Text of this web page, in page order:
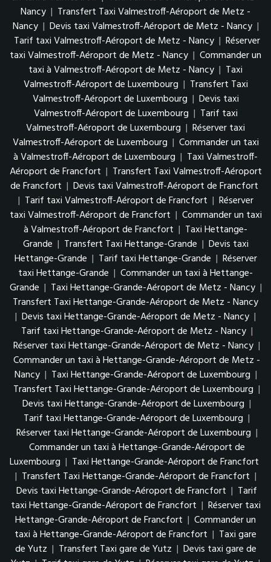
Nancy | Transfert Taxi Valmestroff-Aéroport de Metz -
Nancy | Devis taxi Valmestroff-Aéroport de Metz - Nancy |
Tarif taxi Valmestroff-Aéroport de Metz - Nancy | Réserver
taxi Valmestroff-Aéroport de Metz - Nancy | Commander un
taxi à Valmestroff-Aéroport de Metz - Nancy | Taxi
Valmestroff-Aéroport de Luxembourg | Transfert Taxi
Valmestroff-Aéroport de Luxembourg | Devis taxi
Valmestroff-Aéroport de Luxembourg | Tarif taxi
Valmestroff-Aéroport de Luxembourg | Réserver taxi
Valmestroff-Aéroport de Luxembourg | Commander un taxi
à Valmestroff-Aéroport de Luxembourg | Taxi Valmestroff-
Aéroport de Francfort | Transfert Taxi Valmestroff-Aéroport
de Francfort | Devis taxi Valmestroff-Aéroport de Francfort
| Tarif taxi Valmestroff-Aéroport de Francfort | Réserver
taxi Valmestroff-Aéroport de Francfort | Commander un taxi
à Valmestroff-Aéroport de Francfort | Taxi Hettange-
Grande | Transfert Taxi Hettange-Grande | Devis taxi
Hettange-Grande | Tarif taxi Hettange-Grande | Réserver
taxi Hettange-Grande | Commander un taxi à Hettange-
Grande | Taxi Hettange-Grande-Aéroport de Metz - Nancy |
Transfert Taxi Hettange-Grande-Aéroport de Metz - Nancy
| Devis taxi Hettange-Grande-Aéroport de Metz - Nancy |
Tarif taxi Hettange-Grande-Aéroport de Metz - Nancy |
Réserver taxi Hettange-Grande-Aéroport de Metz - Nancy |
Commander un taxi à Hettange-Grande-Aéroport de Metz -
Nancy | Taxi Hettange-Grande-Aéroport de Luxembourg |
Transfert Taxi Hettange-Grande-Aéroport de Luxembourg |
Devis taxi Hettange-Grande-Aéroport de Luxembourg |
Tarif taxi Hettange-Grande-Aéroport de Luxembourg |
Réserver taxi Hettange-Grande-Aéroport de Luxembourg |
Commander un taxi à Hettange-Grande-Aéroport de
Luxembourg | Taxi Hettange-Grande-Aéroport de Francfort
| Transfert Taxi Hettange-Grande-Aéroport de Francfort |
Devis taxi Hettange-Grande-Aéroport de Francfort | Tarif
taxi Hettange-Grande-Aéroport de Francfort | Réserver taxi
Hettange-Grande-Aéroport de Francfort | Commander un
taxi à Hettange-Grande-Aéroport de Francfort | Taxi gare
de Yutz | Transfert Taxi gare de Yutz | Devis taxi gare de